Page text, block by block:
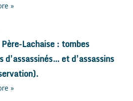
»
Lachaise : tombes
d’assassinés… et d’assassins
»